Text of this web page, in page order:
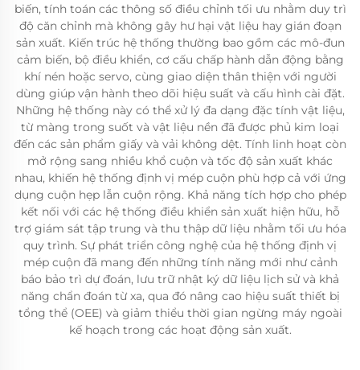
biến, tính toán các thông số điều chỉnh tối ưu nhằm duy trì
độ căn chỉnh mà không gây hư hại vật liệu hay gián đoạn
sản xuất. Kiến trúc hệ thống thường bao gồm các mô-đun
cảm biến, bộ điều khiển, cơ cấu chấp hành dẫn động bằng
khí nén hoặc servo, cùng giao diện thân thiện với người
dùng giúp vận hành theo dõi hiệu suất và cấu hình cài đặt.
Những hệ thống này có thể xử lý đa dạng đặc tính vật liệu,
từ màng trong suốt và vật liệu nền đã được phủ kim loại
đến các sản phẩm giấy và vải không dệt. Tính linh hoạt còn
mở rộng sang nhiều khổ cuộn và tốc độ sản xuất khác
nhau, khiến hệ thống định vị mép cuộn phù hợp cả với ứng
dụng cuộn hẹp lẫn cuộn rộng. Khả năng tích hợp cho phép
kết nối với các hệ thống điều khiển sản xuất hiện hữu, hỗ
trợ giám sát tập trung và thu thập dữ liệu nhằm tối ưu hóa
quy trình. Sự phát triển công nghệ của hệ thống định vị
mép cuộn đã mang đến những tính năng mới như cảnh
báo bảo trì dự đoán, lưu trữ nhật ký dữ liệu lịch sử và khả
năng chẩn đoán từ xa, qua đó nâng cao hiệu suất thiết bị
tổng thể (OEE) và giảm thiểu thời gian ngừng máy ngoài
kế hoạch trong các hoạt động sản xuất.